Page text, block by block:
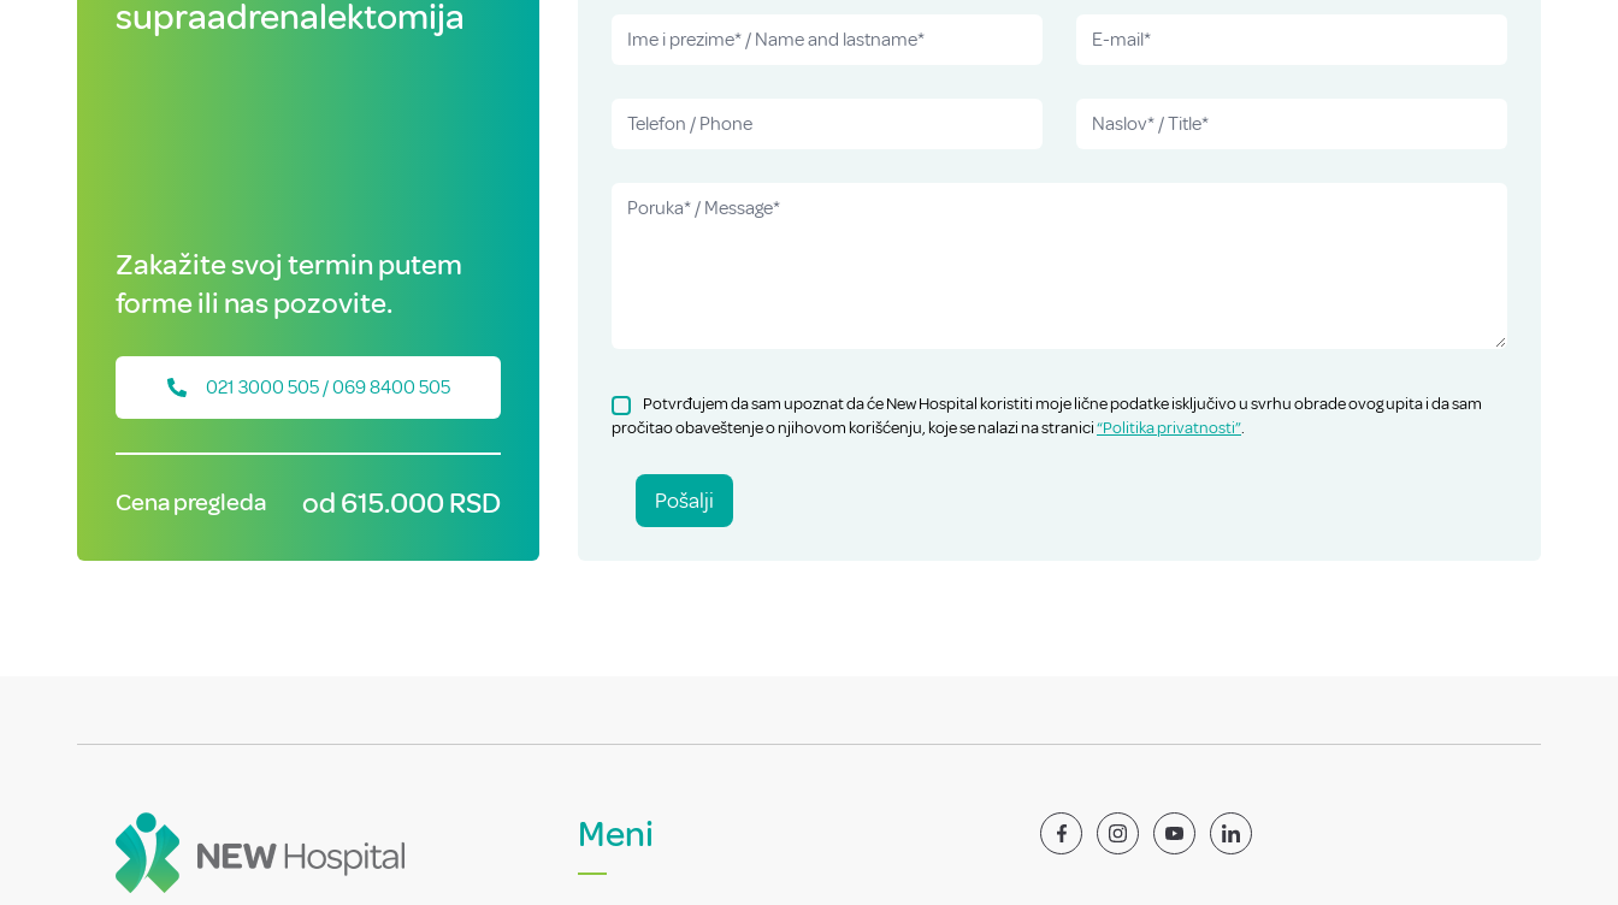
supraadrenalektomija
Zakažite svoj termin putem
forme ili nas pozovite.
021 3000 505 / 069 8400 505
Cena pregleda od 615.000 RSD
Potvrđujem da sam upoznat da će New Hospital koristiti moje lične podatke isključivo u svrhu obrade ovog upita i da sam
pročitao obaveštenje o njihovom korišćenju, koje se nalazi na stranici“Politika privatnosti”.
Pošalji
Meni